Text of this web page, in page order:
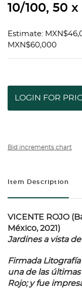
10/100, 50 x
Estimate:
MXN$60,000
LOGIN FOR
Bid increments chart
Item Description
VICENTE ROJO
México, 2021)
Jardines a vista
Firmada Litografía
una de las
Rojo; y fue